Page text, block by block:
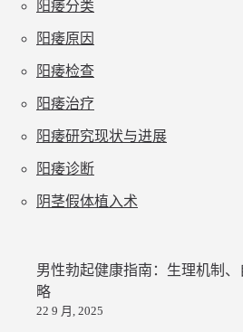
阳痿分类
阳痿原因
阳痿检查
阳痿治疗
阳痿研究现状与进展
阳痿诊断
阴茎假体植入术
男性勃起健康指南：生理机制
略
22 9 月, 2025